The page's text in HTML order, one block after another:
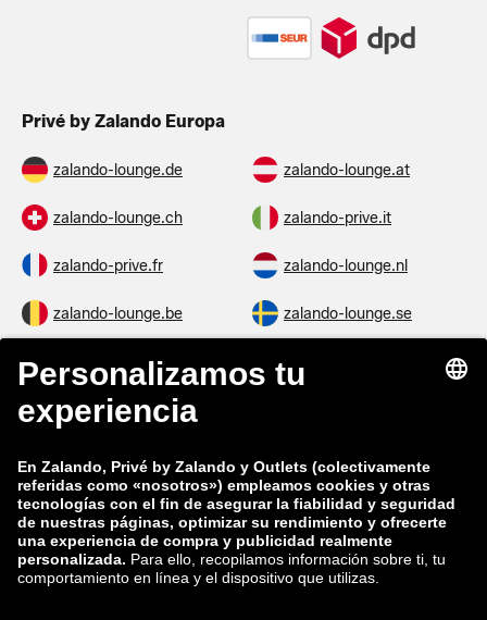
Privé by Zalando Europa
zalando-lounge.de zalando-lounge.at
zalando-lounge.ch zalando-prive.it
zalando-prive.fr zalando-lounge.nl
zalando-lounge.be zalando-lounge.se
zalando-lounge.fi
zalando-lounge.co.uk
zalando-prive.es zalando-lounge.cz
zalando-lounge.lt zalando-lounge.sk
zalando-lounge.ro zalando-lounge.hr